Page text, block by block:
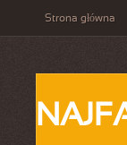
Strona główna